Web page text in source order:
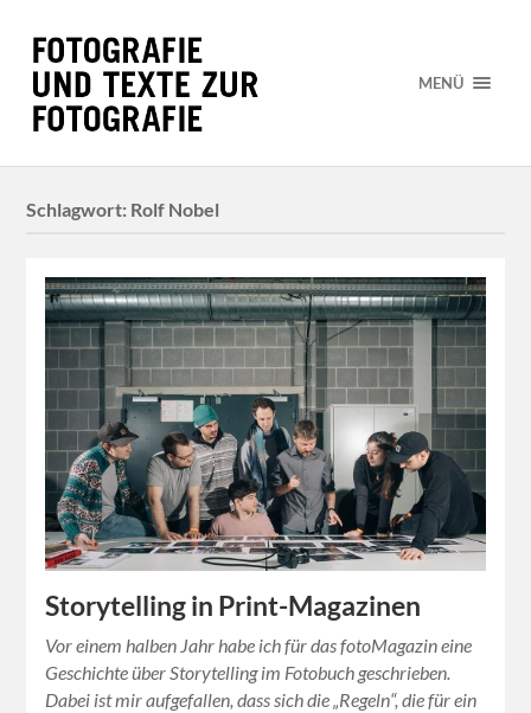
MENÜ
Schlagwort: Rolf Nobel
Storytelling in Print-Magazinen
Vor einem halben Jahr habe ich für das fotoMagazin eine
Geschichte über Storytelling im Fotobuch geschrieben.
Dabei ist mir aufgefallen, dass sich die „Regeln“, die für ein